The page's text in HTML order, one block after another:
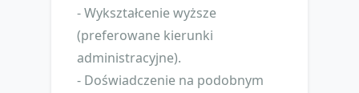
- Wykształcenie wyższe
(preferowane kierunki
administracyjne).
- Doświadczenie na podobnym